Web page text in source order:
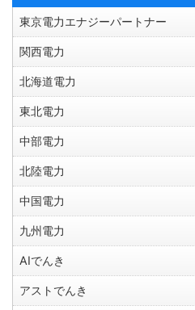
東京電力エナジーパートナー
関西電力
北海道電力
東北電力
中部電力
北陸電力
中国電力
九州電力
AIでんき
アストでんき